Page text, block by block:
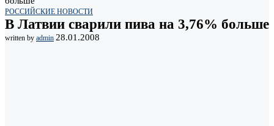
РОССИЙСКИЕ НОВОСТИ
В Латвии сварили пива на 3,76% больше
written by admin 28.01.2008